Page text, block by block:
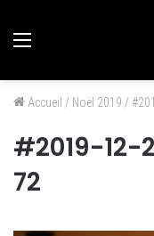
Accueil / Noël 2019 /
#2019-
72